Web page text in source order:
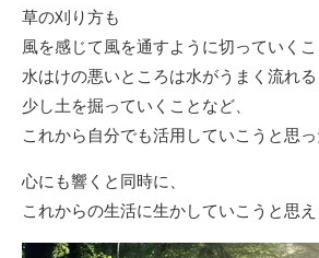
草の刈り方も
風を感じて風を通すように切っていく
水はけの悪いところは水がうまく流れる
少し土を掘っていくことなど、
これから自分でも活用していこうと思っ
心にも響くと同時に、
これからの生活に生かしていこうと思え